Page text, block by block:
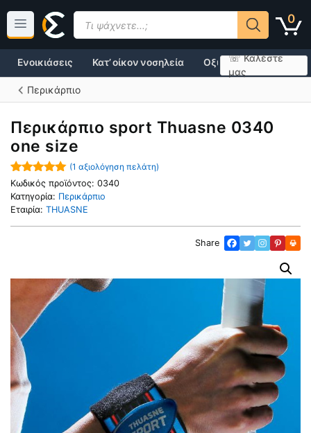
περιεχόμενο
0
Products
search
☏ Καλέστε
μας
Κατ’ οίκον νοσηλεία Οξυγονοθεραπεία
Ενοικιάσεις
Περικάρπιο
Περικάρπιο sport Thuasne 0340
one size
5.00out of
5
(1 αξιολόγηση πελάτη)
Κωδικός προϊόντος: 0340
Κατηγορία: Περικάρπιο
Εταιρία: THUASNE
Share